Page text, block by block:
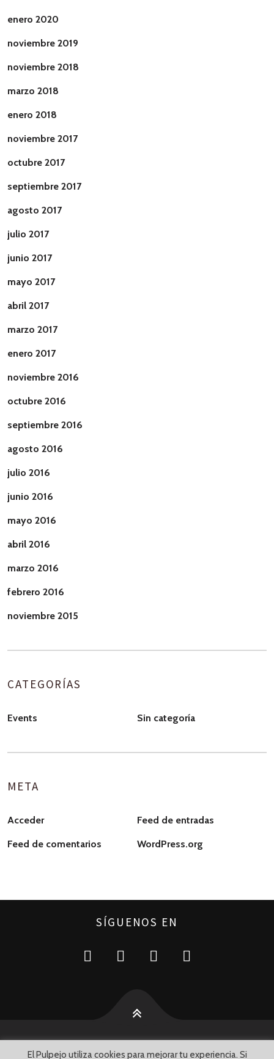
enero 2020
noviembre 2019
noviembre 2018
marzo 2018
enero 2018
noviembre 2017
octubre 2017
septiembre 2017
agosto 2017
julio 2017
junio 2017
mayo 2017
abril 2017
marzo 2017
enero 2017
noviembre 2016
octubre 2016
septiembre 2016
agosto 2016
julio 2016
junio 2016
mayo 2016
abril 2016
marzo 2016
febrero 2016
noviembre 2015
CATEGORÍAS
Events Sin categoría
META
Acceder Feed de entradas
Feed de comentarios WordPress.org
SÍGUENOS EN
El Pulpejo utiliza cookies para mejorar tu experiencia. Si